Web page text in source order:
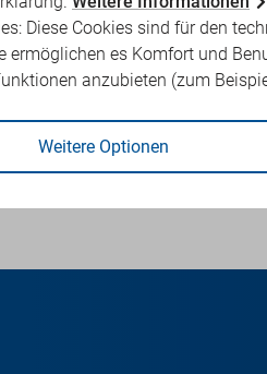
der KVBBfinden Sie im
Sie über die
Diese Cookies sind für den
ermöglichen es Komfort und
anzubieten (zum
Weitere Optionen